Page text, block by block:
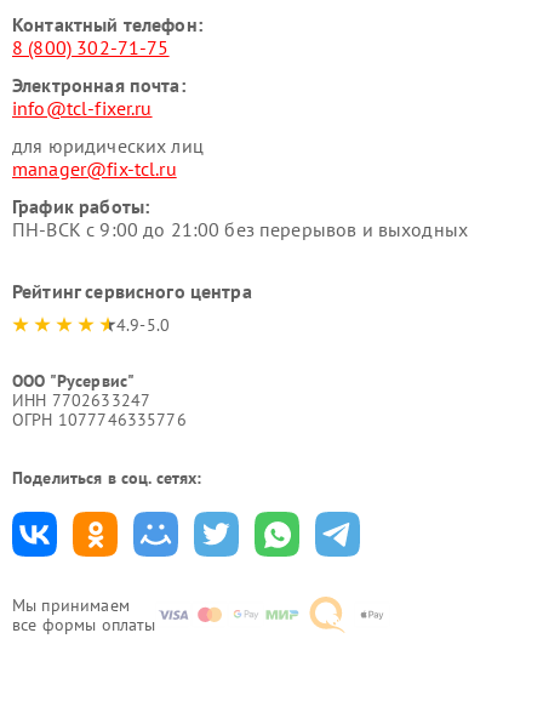
Мы принимаем
все формы оплаты
Контактный телефон:
8 (800) 302-71-75
Электронная почта:
info@tcl-fixer.ru
для юридических лиц
manager@fix-tcl.ru
График работы:
ПН-ВСК с 9:00 до 21:00 без перерывов и выходных
Рейтинг сервисного центра
4.9-5.0
ООО "Русервис"
ИНН 7702633247
ОГРН 1077746335776
Поделиться в соц. сетях: